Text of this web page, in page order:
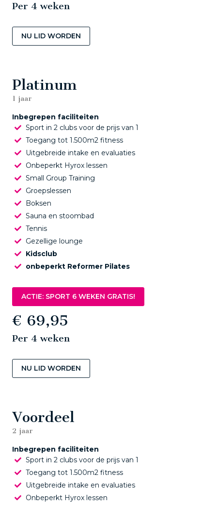
Per 4 weken
NU LID WORDEN
Platinum
1 jaar
Inbegrepen faciliteiten
Sport in 2 clubs voor de prijs van 1
Toegang tot 1.500m2 fitness
Uitgebreide intake en evaluaties
Onbeperkt Hyrox lessen
Small Group Training
Groepslessen
Boksen
Sauna en stoombad
Tennis
Gezellige lounge
Kidsclub
onbeperkt Reformer Pilates
ACTIE: SPORT 6 WEKEN GRATIS!
€ 69,95
Per 4 weken
NU LID WORDEN
Voordeel
2 jaar
Inbegrepen faciliteiten
Sport in 2 clubs voor de prijs van 1
Toegang tot 1.500m2 fitness
Uitgebreide intake en evaluaties
Onbeperkt Hyrox lessen